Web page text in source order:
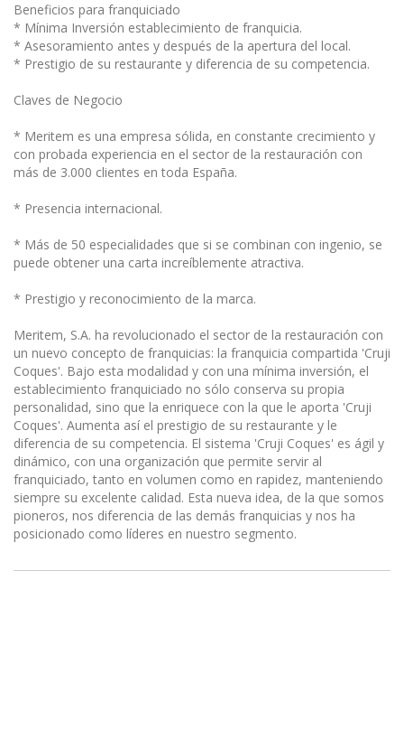
Beneficios para franquiciado
* Mínima Inversión establecimiento de franquicia.
* Asesoramiento antes y después de la apertura del local.
* Prestigio de su restaurante y diferencia de su competencia.
Claves de Negocio
* Meritem es una empresa sólida, en constante crecimiento y
con probada experiencia en el sector de la restauración con
más de 3.000 clientes en toda España.
* Presencia internacional.
* Más de 50 especialidades que si se combinan con ingenio, se
puede obtener una carta increíblemente atractiva.
* Prestigio y reconocimiento de la marca.
Meritem, S.A. ha revolucionado el sector de la restauración con
un nuevo concepto de franquicias: la franquicia compartida 'Cruji
Coques'. Bajo esta modalidad y con una mínima inversión, el
establecimiento franquiciado no sólo conserva su propia
personalidad, sino que la enriquece con la que le aporta 'Cruji
Coques'. Aumenta así el prestigio de su restaurante y le
diferencia de su competencia. El sistema 'Cruji Coques' es ágil y
dinámico, con una organización que permite servir al
franquiciado, tanto en volumen como en rapidez, manteniendo
siempre su excelente calidad. Esta nueva idea, de la que somos
pioneros, nos diferencia de las demás franquicias y nos ha
posicionado como líderes en nuestro segmento.